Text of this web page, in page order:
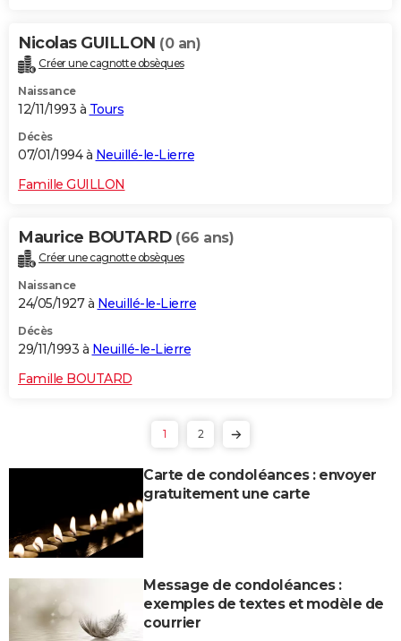
Nicolas GUILLON (0 an)
Créer une cagnotte obsèques
Naissance
12/11/1993 à Tours
Décès
07/01/1994 à Neuillé-le-Lierre
Famille GUILLON
Maurice BOUTARD (66 ans)
Créer une cagnotte obsèques
Naissance
24/05/1927 à Neuillé-le-Lierre
Décès
29/11/1993 à Neuillé-le-Lierre
Famille BOUTARD
1 2
Carte de condoléances : envoyer
gratuitement une carte
Message de condoléances :
exemples de textes et modèle de
courrier